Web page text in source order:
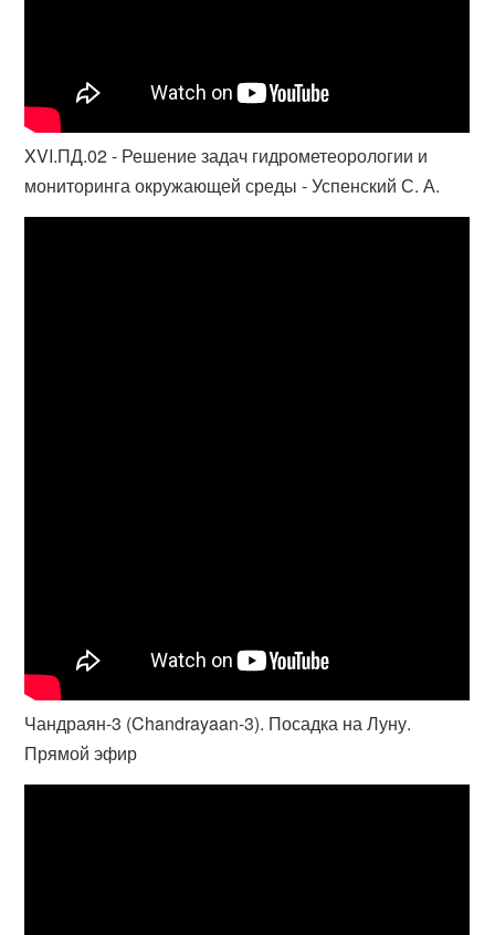
XVI.ПД.02 - Решение задач гидрометеорологии и
мониторинга окружающей среды - Успенский С. А.
Чандраян-3 (Chandrayaan-3). Посадка на Луну.
Прямой эфир